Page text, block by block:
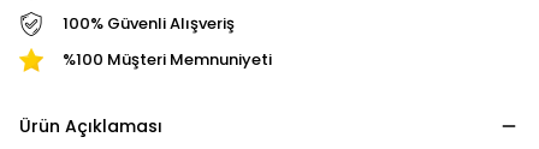
100% Güvenli Alışveriş
%100 Müşteri Memnuniyeti
Ürün Açıklaması